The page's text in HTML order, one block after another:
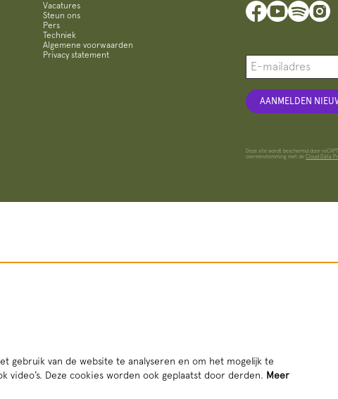
Vacatures
Steun ons
Pers
Techniek
Algemene voorwaarden
Privacy statement
AANMELDEN
Deze site wordt beschermd door
overeenstemming met deCloud Data
gebruik van de website te analyseren en om het mogelijk te
video’s. Deze cookies worden ook geplaatst door derden. Meer